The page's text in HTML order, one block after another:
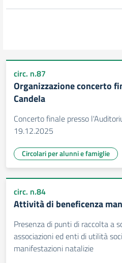
circ. n.87
Organizzazione concerto
Candela
Concerto finale presso
19.12.2025
Circolari per alunni e famiglie
circ. n.84
Attività di beneficenza
Presenza di punti di raccolta a
associazioni ed enti di utilità
manifestazioni natalizie